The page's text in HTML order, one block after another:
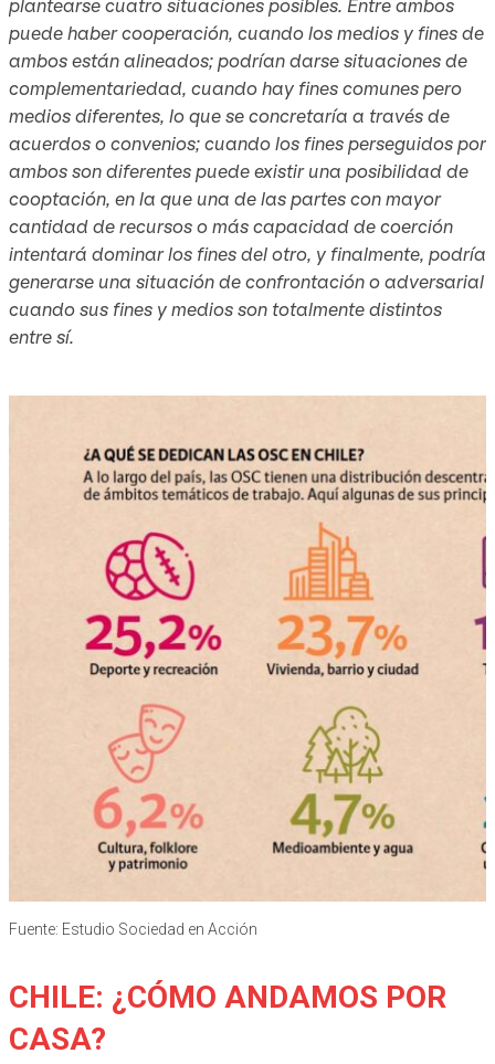
plantearse cuatro situaciones posibles. Entre ambos
puede haber cooperación, cuando los medios y fines de
ambos están alineados; podrían darse situaciones de
complementariedad, cuando hay fines comunes pero
medios diferentes, lo que se concretaría a través de
acuerdos o convenios; cuando los fines perseguidos por
ambos son diferentes puede existir una posibilidad de
cooptación, en la que una de las partes con mayor
cantidad de recursos o más capacidad de coerción
intentará dominar los fines del otro, y finalmente, podría
generarse una situación de confrontación o adversarial
cuando sus fines y medios son totalmente distintos
entre sí.
Fuente: Estudio Sociedad en Acción
CHILE: ¿CÓMO ANDAMOS POR
CASA?